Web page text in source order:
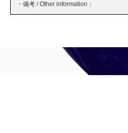
・備考 / Other information：